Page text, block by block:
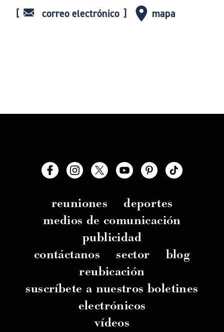
correo electrónico
mapa
reuniones
deportes
medios de comunicación
publicidad
contáctanos
sector
blog
reubicación
suscríbete a nuestros boletines
electrónicos
vídeos